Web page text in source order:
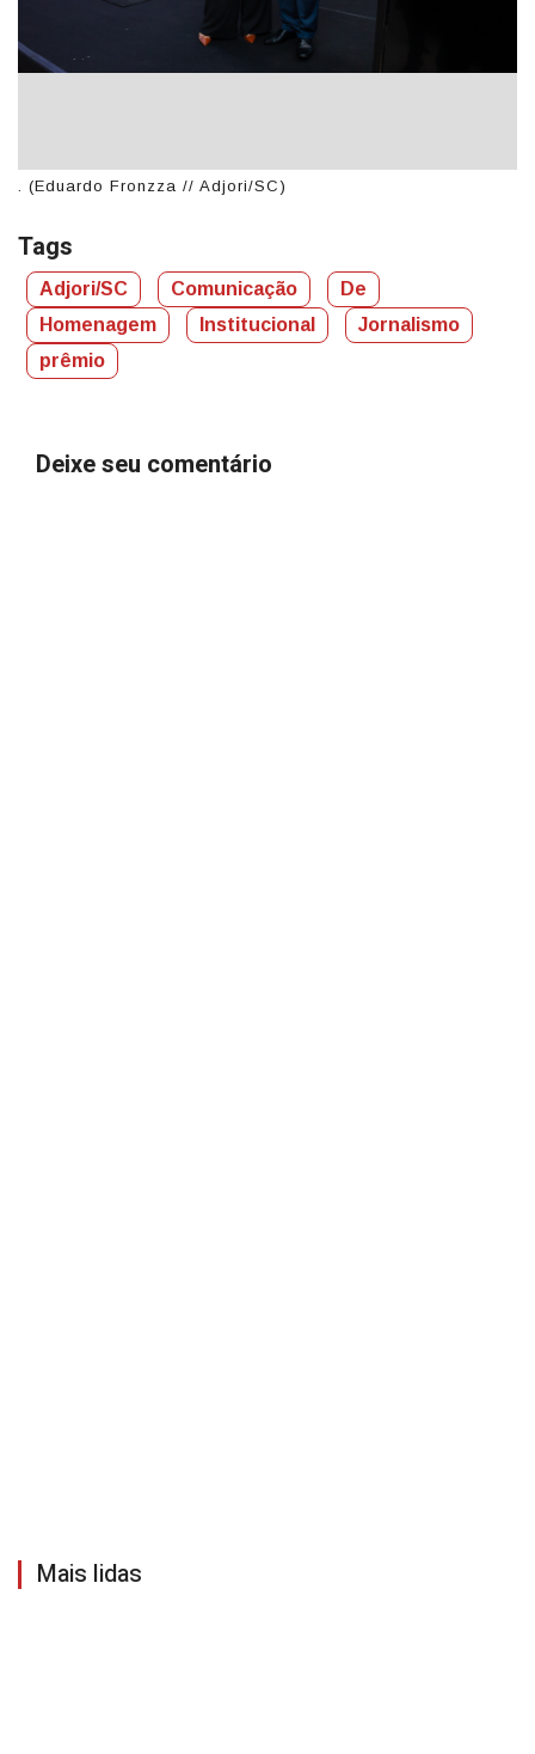
. (Eduardo Fronzza // Adjori/SC)
Tags
Adjori/SC Comunicação
De
Homenagem
Institucional
Jornalismo
prêmio
Deixe seu comentário
Mais lidas